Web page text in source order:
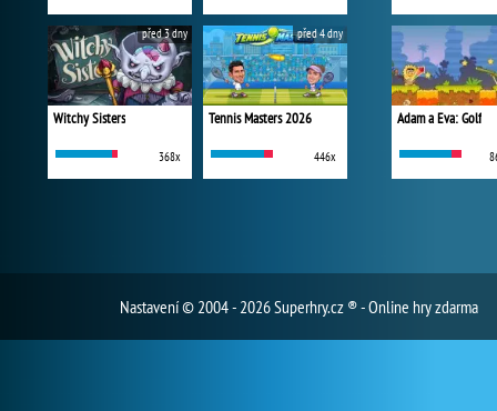
Witchy Sisters
368x
před 3 dny
Tennis Masters 2026
446x
před 4 dny
Adam a Eva: Golf
Nastavení© 2004 - 2026 Superhry.cz ® - Online hry zdarma